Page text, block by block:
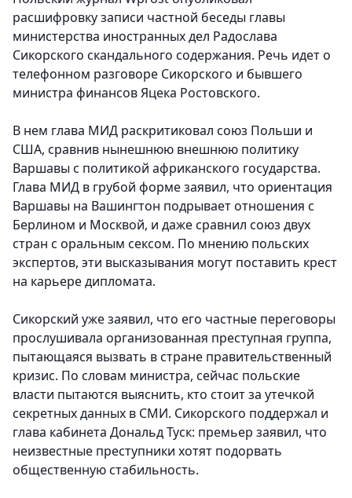
расшифровку записи частной беседы главы
министерства иностранных дел Радослава
Сикорского скандального содержания. Речь идет о
телефонном разговоре Сикорского и бывшего
министра финансов Яцека Ростовского.
В нем глава МИД раскритиковал союз Польши и
США, сравнив нынешнюю внешнюю политику
Варшавы с политикой африканского государства.
Глава МИД в грубой форме заявил, что ориентация
Варшавы на Вашингтон подрывает отношения с
Берлином и Москвой, и даже сравнил союз двух
стран с оральным сексом. По мнению польских
экспертов, эти высказывания могут поставить крест
на карьере дипломата.
Сикорский уже заявил, что его частные переговоры
прослушивала организованная преступная группа,
пытающаяся вызвать в стране правительственный
кризис. По словам министра, сейчас польские
власти пытаются выяснить, кто стоит за утечкой
секретных данных в СМИ. Сикорского поддержал и
глава кабинета Дональд Туск: премьер заявил, что
неизвестные преступники хотят подорвать
общественную стабильность.